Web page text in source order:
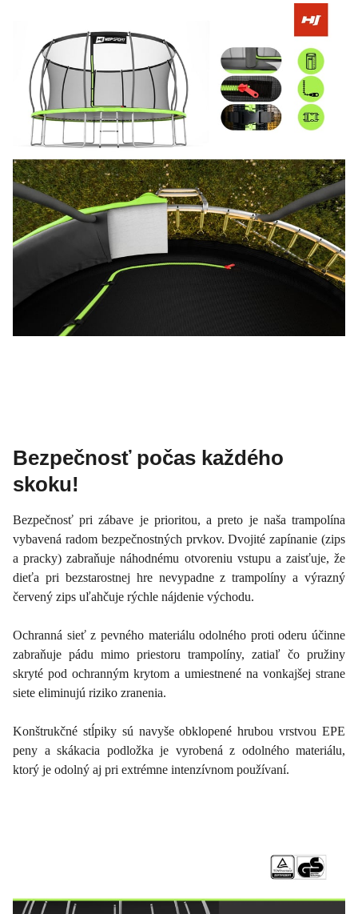
Bezpečnosť počas každého
skoku!
Bezpečnosť pri zábave je prioritou, a preto je naša trampolína
vybavená radom bezpečnostných prvkov. Dvojité zapínanie (zips
a pracky) zabraňuje náhodnému otvoreniu vstupu a zaisťuje, že
dieťa pri bezstarostnej hre nevypadne z trampolíny a výrazný
červený zips uľahčuje rýchle nájdenie východu.
Ochranná sieť z pevného materiálu odolného proti oderu účinne
zabraňuje pádu mimo priestoru trampolíny, zatiaľ čo pružiny
skryté pod ochranným krytom a umiestnené na vonkajšej strane
siete eliminujú riziko zranenia.
Konštrukčné stĺpiky sú navyše obklopené hrubou vrstvou EPE
peny a skákacia podložka je vyrobená z odolného materiálu,
ktorý je odolný aj pri extrémne intenzívnom používaní.